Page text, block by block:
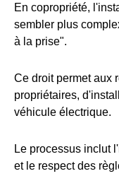
En copropriété,
sembler plus
à la prise".
Ce droit permet aux
propriétaires,
véhicule électrique.
Le processus inclut
et le respect des